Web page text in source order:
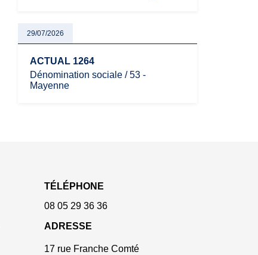
29/07/2026
ACTUAL 1264
Dénomination sociale / 53 -
Mayenne
TÉLÉPHONE
08 05 29 36 36
ADRESSE
17 rue Franche Comté